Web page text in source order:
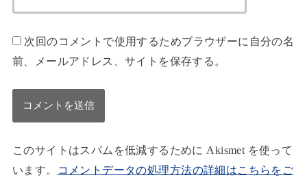
次回のコメントで使用するためブラウザーに自分の名
前、メールアドレス、サイトを保存する。
このサイトはスパムを低減するために Akismet を使って
います。
コメントデータの処理方法の詳細はこちらをご